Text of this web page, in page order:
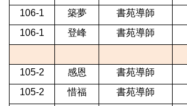
106-1
築夢 書苑導師
106-1
登峰 書苑導師
105-2 感恩 書苑導師
105-2
惜福 書苑導師